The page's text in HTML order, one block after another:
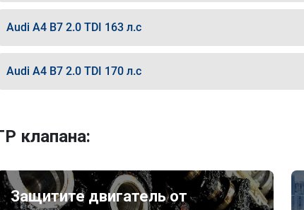
Audi A4 B7 2.0 TDI 163 л.с
Audi A4 B7 2.0 TDI 170 л.с
клапана:
Защитите двигатель от